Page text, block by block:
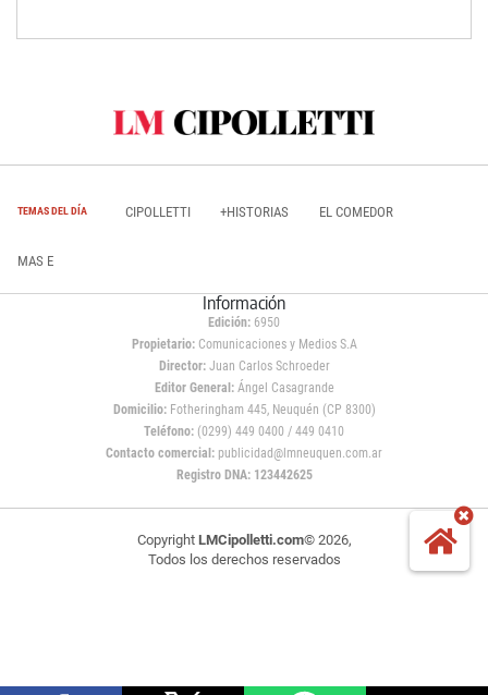
TEMAS DEL DÍA CIPOLLETTI +HISTORIAS EL COMEDOR
MAS E
Información
Edición: 6950
Propietario:Comunicaciones y Medios S.A
Director: Juan Carlos Schroeder
Editor General:Ángel Casagrande
Domicilio:Fotheringham 445, Neuquén (CP 8300)
Teléfono: (0299) 449 0400 / 449 0410
Contacto comercial: publicidad@lmneuquen.com.ar
Registro DNA: 123442625
Copyright LMCipolletti.com© 2026,
Todos los derechos reservados